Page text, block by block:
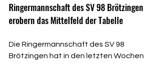
Ringermannschaft des SV 98 Brötzingen
erobern das Mittelfeld der Tabelle
Die Ringermannschaft des SV 98
Brötzingen hat in den letzten Wochen